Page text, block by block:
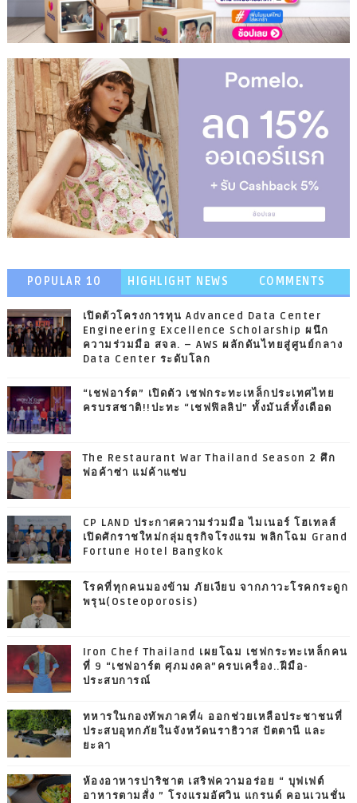
POPULAR 10 HIGHLIGHT NEWS COMMENTS
เปิดตัวโครงการทุน Advanced Data Center
Engineering Excellence Scholarship ผนึก
ความร่วมมือ สจล. – AWS ผลักดันไทยสู่ศูนย์กลาง
Data Center ระดับโลก
“เชฟอาร์ต” เปิดตัว เชฟกระทะเหล็กประเทศไทย
ครบรสชาติ!!ปะทะ “เชฟฟิลลิป” ทั้งมันส์ทั้งเดือด
The Restaurant War Thailand Season 2 ศึก
พ่อค้าซ่า แม่ค้าแซ่บ
CP LAND ประกาศความร่วมมือ ไมเนอร์ โฮเทลส์
เปิดศักราชใหม่กลุ่มธุรกิจโรงแรม พลิกโฉม Grand
Fortune Hotel Bangkok
โรคที่ทุกคนมองข้าม ภัยเงียบ จากภาวะโรคกระดูก
พรุน(Osteoporosis)
Iron Chef Thailand เผยโฉม เชฟกระทะเหล็กคน
ที่ 9 “เชฟอาร์ต ศุภมงคล”ครบเครื่อง..ฝีมือ-
ประสบการณ์
ทหารในกองทัพภาคที่4 ออกช่วยเหลือประชาชนที่
ประสบอุทกภัยในจังหวัดนราธิวาส ปัตตานี และ
ยะลา
ห้องอาหารปาริชาต เสริฟความอร่อย “ บุฟเฟต์
อาหารตามสั่ง ” โรงแรมอัศวิน แกรนด์ คอนเวนชั่น